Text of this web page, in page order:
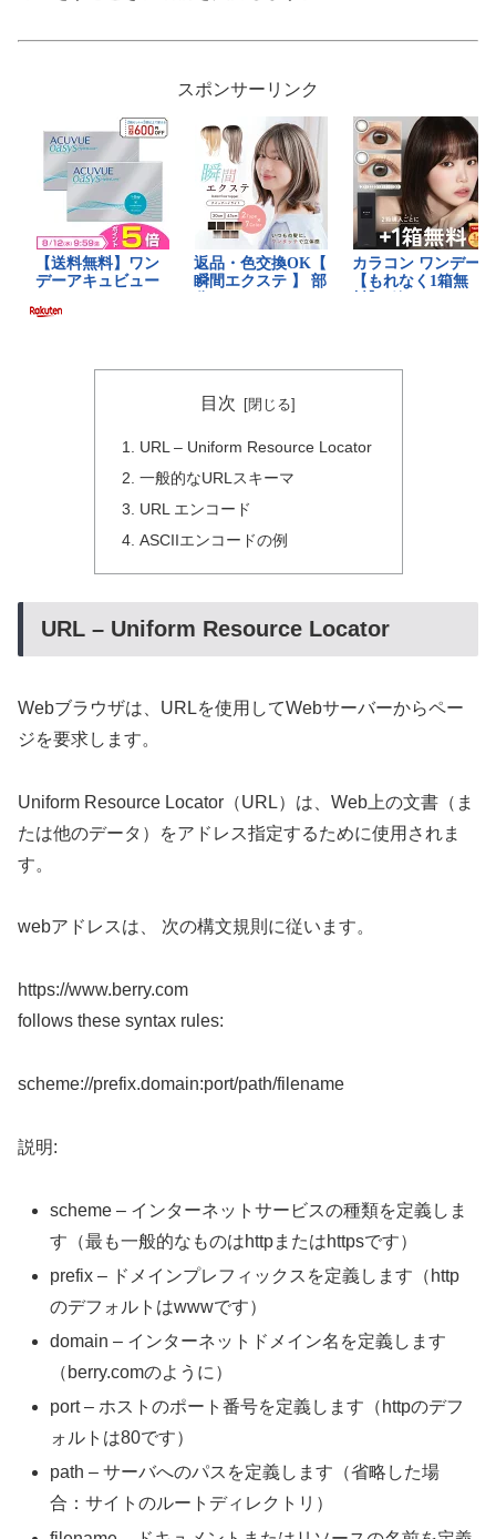
スポンサーリンク
目次
URL – Uniform Resource Locator
一般的なURLスキーマ
URL エンコード
ASCIIエンコードの例
URL – Uniform Resource Locator
Webブラウザは、URLを使用してWebサーバーからペー
ジを要求します。
Uniform Resource Locator（URL）は、Web上の文書（ま
たは他のデータ）をアドレス指定するために使用されま
す。
webアドレスは、 次の構文規則に従います。
https://www.berry.com
follows these syntax rules:
scheme://prefix.domain:port/path/filename
説明:
scheme – インターネットサービスの種類を定義しま
す（最も一般的なものはhttpまたはhttpsです）
prefix – ドメインプレフィックスを定義します（http
のデフォルトはwwwです）
domain – インターネットドメイン名を定義します
（berry.comのように）
port – ホストのポート番号を定義します（httpのデフ
ォルトは80です）
path – サーバへのパスを定義します（省略した場
合：サイトのルートディレクトリ）